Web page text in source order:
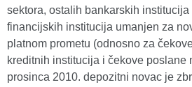
sektora, ostalih bankarskih
financijskih institucija umanjen za
platnom prometu (odnosno za
kreditnih institucija i čekove poslane
prosinca 2010. depozitni novac je